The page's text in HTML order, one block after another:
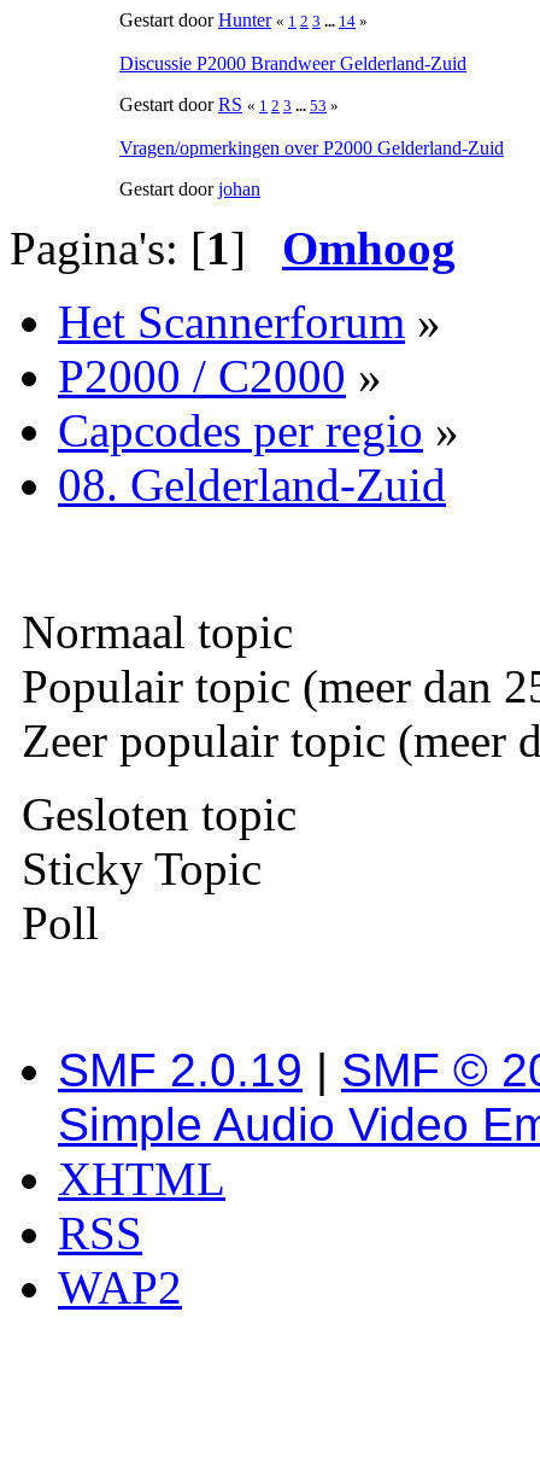
Gestart doorHunter « 1 2 3 ... 14 »
Discussie P2000 Brandweer Gelderland-Zuid
Gestart doorRS « 1 2 3 ... 53 »
Vragen/opmerkingen over P2000 Gelderland-Zuid
Gestart doorjohan
Pagina's: [1] Omhoog
Het Scannerforum »
P2000 / C2000 »
Capcodes per regio »
08. Gelderland-Zuid
Normaal topic
Populair topic (meer dan
Zeer populair topic (meer
Gesloten topic
Sticky Topic
Poll
SMF 2.0.19 | SMF ©
Simple Audio Video
XHTML
RSS
WAP2